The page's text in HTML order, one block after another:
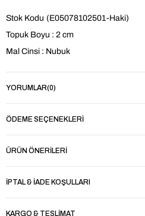
Stok Kodu (E05078102501-Haki)
Topuk Boyu : 2 cm
Mal Cinsi : Nubuk
YORUMLAR(0)
ÖDEME SEÇENEKLERI
ÜRÜN ÖNERILERI
İPTAL & İADE KOŞULLARI
KARGO & TESLIMAT